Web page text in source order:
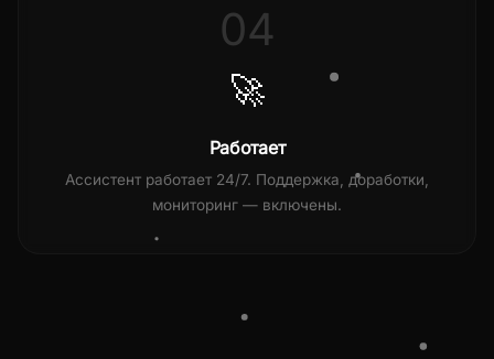
04
🚀
Работает
Ассистент работает 24/7. Поддержка, доработки,
мониторинг — включены.